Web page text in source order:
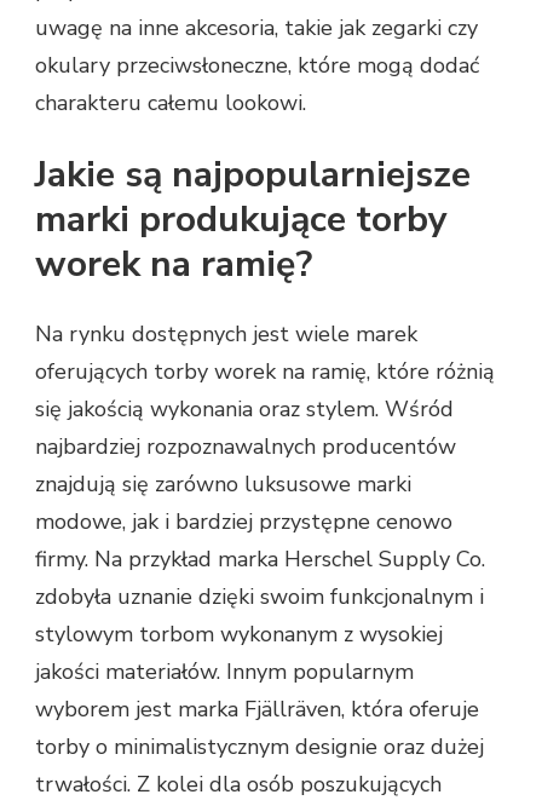
uwagę na inne akcesoria, takie jak zegarki czy
okulary przeciwsłoneczne, które mogą dodać
charakteru całemu lookowi.
Jakie są najpopularniejsze
marki produkujące torby
worek na ramię?
Na rynku dostępnych jest wiele marek
oferujących torby worek na ramię, które różnią
się jakością wykonania oraz stylem. Wśród
najbardziej rozpoznawalnych producentów
znajdują się zarówno luksusowe marki
modowe, jak i bardziej przystępne cenowo
firmy. Na przykład marka Herschel Supply Co.
zdobyła uznanie dzięki swoim funkcjonalnym i
stylowym torbom wykonanym z wysokiej
jakości materiałów. Innym popularnym
wyborem jest marka Fjällräven, która oferuje
torby o minimalistycznym designie oraz dużej
trwałości. Z kolei dla osób poszukujących